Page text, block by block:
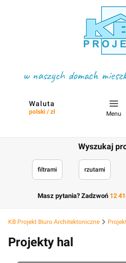
w naszych domach
Waluta
polski / zł Menu
Wyszukaj
filtrami rzutami
Masz pytania? Zadzwoń 12
KB Projekt Biuro Architektoniczne
Projekty hal